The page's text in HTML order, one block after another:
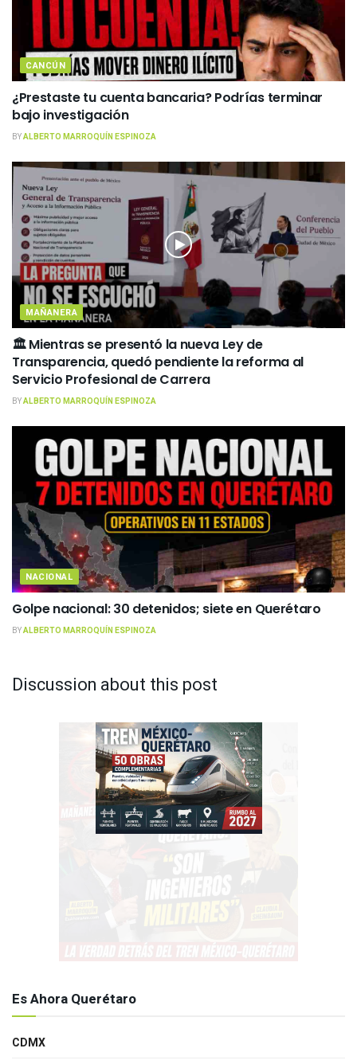
CANCÚN
¿Prestaste tu cuenta bancaria? Podrías terminar
bajo investigación
BYALBERTO MARROQUÍN ESPINOZA
MAÑANERA
🏛️ Mientras se presentó la nueva Ley de
Transparencia, quedó pendiente la reforma al
Servicio Profesional de Carrera
BYALBERTO MARROQUÍN ESPINOZA
NACIONAL
Golpe nacional: 30 detenidos; siete en Querétaro
BYALBERTO MARROQUÍN ESPINOZA
Discussion about this post
Es Ahora Querétaro
CDMX